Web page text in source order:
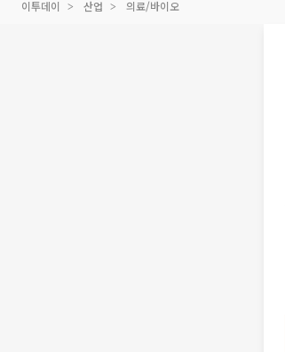
이투데이 산업 의료/바이오